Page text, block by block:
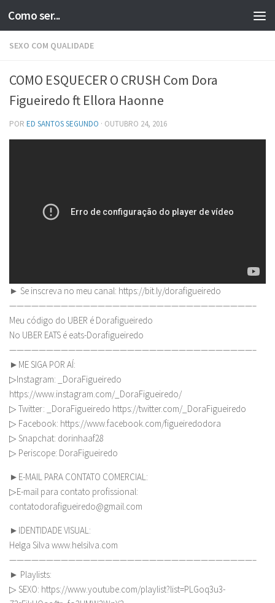
Skip to content
Como ser...
SEXO COM QUALIDADE
COMO ESQUECER O CRUSH Com Dora
Figueiredo ft Ellora Haonne
POR ED SANTOS SEGUNDO · OUTUBRO 24, 2016
► Se inscreva no meu canal: https://bit.ly/dorafigueiredo
—————————————————————————————————–
Meu código do UBER é Dorafigueiredo
No UBER EATS é eats-Dorafigueiredo
—————————————————————————————————–
►ME SIGA POR AÍ:
▷Instagram: _DoraFigueiredo
https://www.instagram.com/_DoraFigueiredo/
▷ Twitter: _DoraFigueiredo https://twitter.com/_DoraFigueiredo
▷ Facebook: https://www.facebook.com/figueiredodora
▷ Snapchat: dorinhaaf28
▷ Periscope: DoraFigueiredo
►E-MAIL PARA CONTATO COMERCIAL:
▷E-mail para contato profissional:
contatodorafigueiredo@gmail.com
►IDENTIDADE VISUAL:
Helga Silva www.helsilva.com
—————————————————————————————————–
► Playlists:
▷ SEXO: https://www.youtube.com/playlist?list=PLGoq3u3-